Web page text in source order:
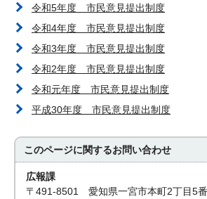
令和5年度 市民意見提出制度
令和4年度 市民意見提出制度
令和3年度 市民意見提出制度
令和2年度 市民意見提出制度
令和元年度 市民意見提出制度
平成30年度 市民意見提出制度
このページに関するお問い合わせ
広報課
〒491-8501 愛知県一宮市本町2丁目5